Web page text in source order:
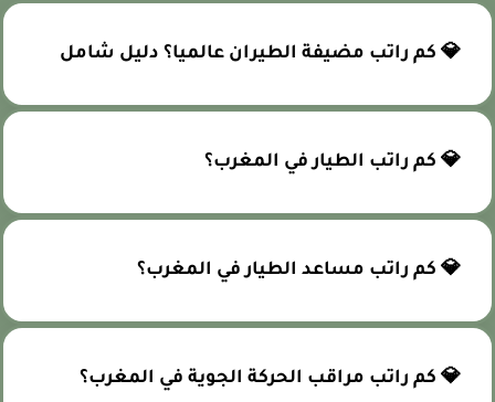
💎 كم راتب مضيفة الطيران عالميا؟ دليل شامل
💎 كم راتب الطيار في المغرب؟
💎 كم راتب مساعد الطيار في المغرب؟
💎 كم راتب مراقب الحركة الجوية في المغرب؟